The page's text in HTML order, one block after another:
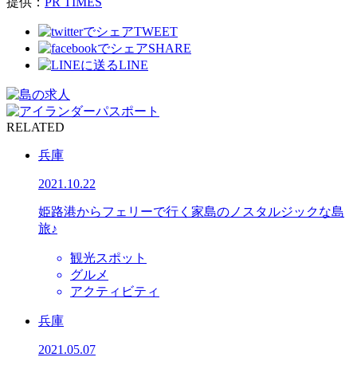
TWEET
SHARE
LINE
RELATED
兵庫
2021.10.22
姫路港からフェリーで行く家島のノスタルジックな島
旅♪
観光スポット
グルメ
アクティビティ
兵庫
2021.05.07